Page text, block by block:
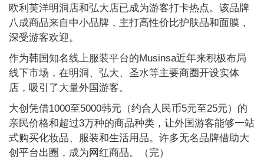
欧利芙洋明洞店和弘大店已成为游客打卡热点。该品牌
八成商品来自中小品牌，主打高性价比护肤品和面膜，
深受游客欢迎。
作为韩国知名线上服装平台的Musinsa近年来积极布局
线下市场，在明洞、弘大、圣水等主要商圈开设实体
店，吸引了大量外国游客。
大创凭借1000至5000韩元（约合人民币5元至25元）的
亲民价格和超过3万种的商品种类，让外国游客能够一站
式购买化妆品、服装和生活用品。许多无名品牌借助大
创平台出圈，成为网红商品。（完）